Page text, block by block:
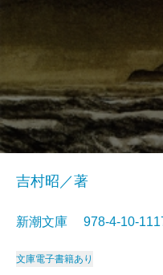
吉村昭／著
新潮文庫 978-4-10-
文庫電子書籍あり